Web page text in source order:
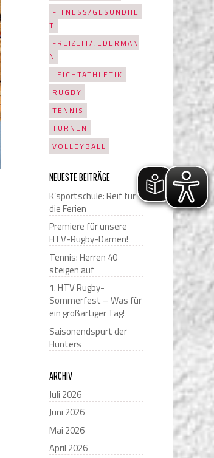
FITNESS/GESUNDHEI
T
FREIZEIT/JEDERMAN
N
LEICHTATHLETIK
RUGBY
TENNIS
TURNEN
VOLLEYBALL
NEUESTE BEITRÄGE
K’sportschule: Reif für
die Ferien
Premiere für unsere
HTV-Rugby-Damen!
Tennis: Herren 40
steigen auf
1. HTV Rugby-
Sommerfest – Was für
ein großartiger Tag!
Saisonendspurt der
Hunters
ARCHIV
Juli 2026
Juni 2026
Mai 2026
April 2026